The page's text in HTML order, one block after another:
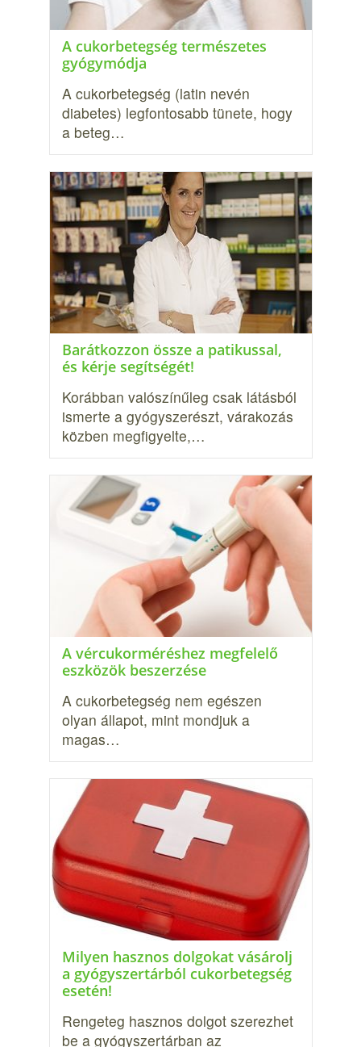
A cukorbetegség természetes
gyógymódja
A cukorbetegség (latin nevén
diabetes) legfontosabb tünete, hogy
a beteg…
Barátkozzon össze a patikussal,
és kérje segítségét!
Korábban valószínűleg csak látásból
ismerte a gyógyszerészt, várakozás
közben megfigyelte,…
A vércukorméréshez megfelelő
eszközök beszerzése
A cukorbetegség nem egészen
olyan állapot, mint mondjuk a
magas…
Milyen hasznos dolgokat vásárolj
a gyógyszertárból cukorbetegség
esetén!
Rengeteg hasznos dolgot szerezhet
be a gyógyszertárban az